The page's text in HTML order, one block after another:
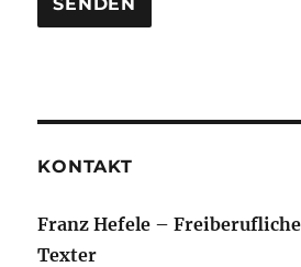
KONTAKT
Franz Hefele –
Texter